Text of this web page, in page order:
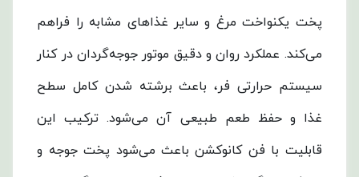
پخت یکنواخت مرغ و سایر غذاهای مشابه را فراهم
می‌کند. عملکرد روان و دقیق موتور جوجه‌گردان در کنار
سیستم حرارتی فر، باعث برشته شدن کامل سطح
غذا و حفظ طعم طبیعی آن می‌شود. ترکیب این
قابلیت با فن کانوکشن باعث می‌شود پخت جوجه و